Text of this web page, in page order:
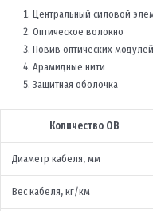
Центральный силовой
Оптическое волокно
Повив оптических
Арамидные нити
Защитная оболочка
Количество ОВ
Диаметр кабеля, мм
Вес кабеля, кг/км